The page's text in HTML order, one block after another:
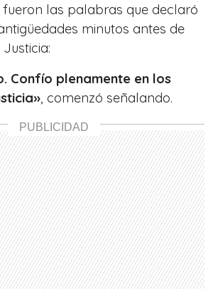
fueron las palabras que declaró
minutos antes de
Confío plenamente en los
», comenzó señalando.